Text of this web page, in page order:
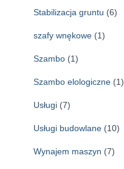
Stabilizacja gruntu (6)
szafy wnękowe (1)
Szambo (1)
Szambo elologiczne (1)
Usługi (7)
Usługi budowlane (10)
Wynajem maszyn (7)